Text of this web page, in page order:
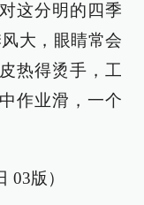
这分明的四季
大，眼睛常会
热得烫手，工
作业滑，一个
03版）